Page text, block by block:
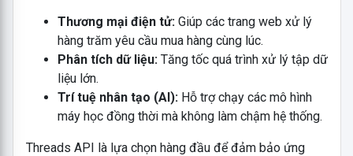
Thương mại điện tử:Giúp các trang web xử lý
hàng trăm yêu cầu mua hàng cùng lúc.
Phân tích dữ liệu:Tăng tốc quá trình xử lý tập dữ
liệu lớn.
Trí tuệ nhân tạo (AI):Hỗ trợ chạy các mô hình
máy học đồng thời mà không làm chậm hệ thống.
Threads API là lựa chọn hàng đầu để đảm bảo ứng